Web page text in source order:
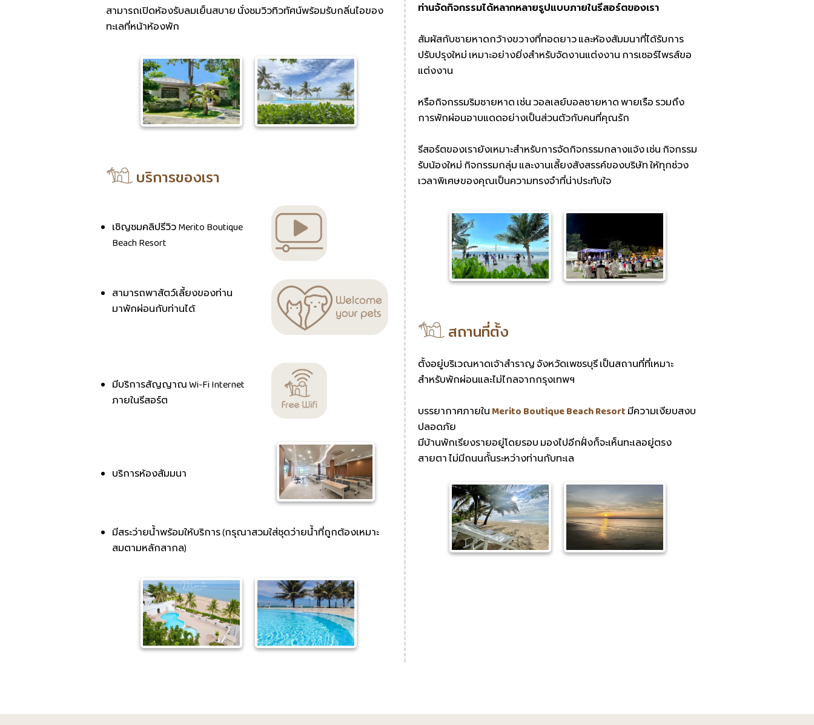
สามารถเปิดห้องรับลมเย็นสบาย นั่งชมวิวทิวทัศน์พร้อมรับกลิ่นไอของ
ทะเลที่หน้าห้องพัก
บริการของเรา
เชิญชมคลิปรีวิว Merito Boutique
Beach Resort
สามารถพาสัตว์เลี้ยงของท่าน
มาพักผ่อนกับท่านได้
มีบริการสัญญาณ Wi-Fi Internet
ภายในรีสอร์ต
บริการห้องสัมมนา
มีสระว่ายน้ำพร้อมให้บริการ (กรุณาสวมใส่ชุดว่ายน้ำที่ถูกต้องเหมาะ
สมตามหลักสากล)
ท่านจัดกิจกรรมได้หลากหลายรูปแบบภายในรีสอร์ตของเรา
สัมผัสกับชายหาดกว้างขวางที่ทอดยาว และห้องสัมมนาที่ได้รับการ
ปรับปรุงใหม่ เหมาะอย่างยิ่งสำหรับจัดงานแต่งงาน การเซอร์ไพรส์ขอ
แต่งงาน
หรือกิจกรรมริมชายหาด เช่น วอลเลย์บอลชายหาด พายเรือ รวมถึง
การพักผ่อนอาบแดดอย่างเป็นส่วนตัวกับคนที่คุณรัก
รีสอร์ตของเรายังเหมาะสำหรับการจัดกิจกรรมกลางแจ้ง เช่น กิจกรรม
รับน้องใหม่ กิจกรรมกลุ่ม และงานเลี้ยงสังสรรค์ของบริษัท ให้ทุกช่วง
เวลาพิเศษของคุณเป็นความทรงจำที่น่าประทับใจ
สถานที่ตั้ง
ตั้งอยู่บริเวณหาดเจ้าสำราญ จังหวัดเพชรบุรี เป็นสถานที่ที่เหมาะ
สำหรับพักผ่อนและไม่ไกลจากกรุงเทพฯ
บรรยากาศภายในMerito Boutique Beach Resortมีความเงียบสงบ
ปลอดภัย
มีบ้านพักเรียงรายอยู่โดยรอบ มองไปอีกฝั่งก็จะเห็นทะเลอยู่ตรง
สายตา ไม่มีถนนกั้นระหว่างท่านกับทะเล